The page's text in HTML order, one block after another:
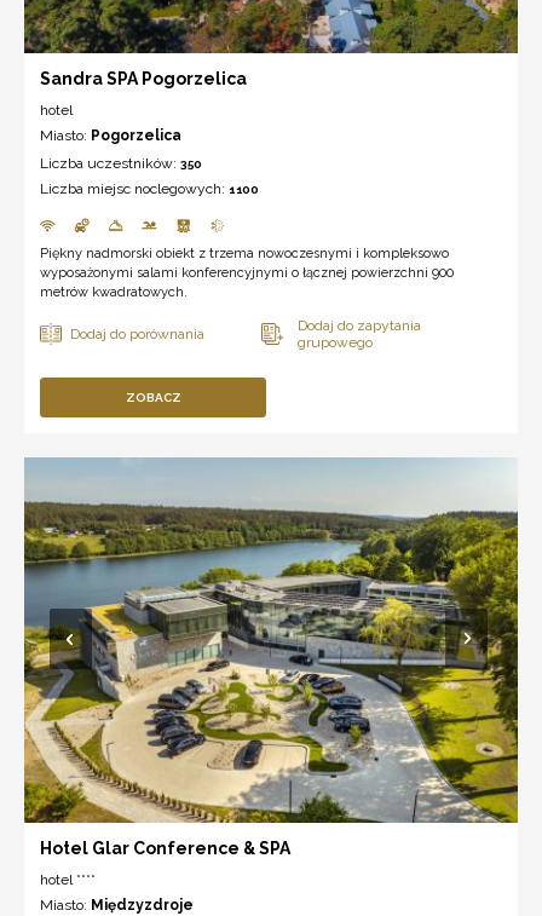
Sandra SPA Pogorzelica
hotel
Miasto: Pogorzelica
Liczba uczestników: 350
Liczba miejsc noclegowych: 1100
Piękny nadmorski obiekt z trzema nowoczesnymi i kompleksowo
wyposażonymi salami konferencyjnymi o łącznej powierzchni 900
metrów kwadratowych.
ZOBACZ
Hotel Glar Conference & SPA
hotel ****
Miasto: Międzyzdroje